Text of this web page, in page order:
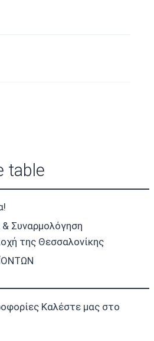
table
Συναρμολόγηση
της Θεσσαλονίκης
Καλέστε μας στο